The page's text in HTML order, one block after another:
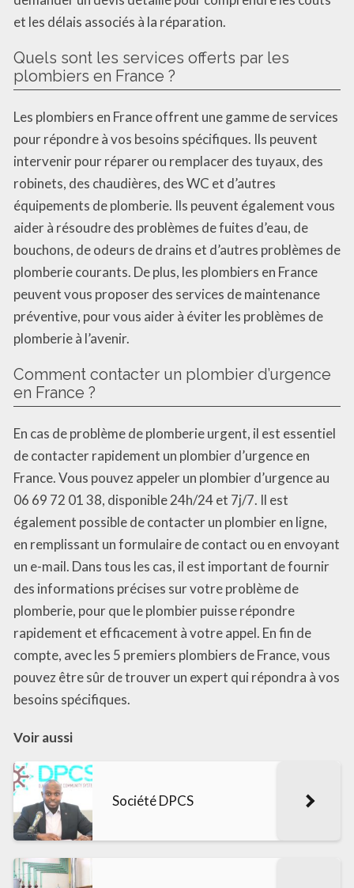
et les délais associés à la réparation.
Quels sont les services offerts par les
plombiers en France ?
Les plombiers en France offrent une gamme de services
pour répondre à vos besoins spécifiques. Ils peuvent
intervenir pour réparer ou remplacer des tuyaux, des
robinets, des chaudières, des WC et d’autres
équipements de plomberie. Ils peuvent également vous
aider à résoudre des problèmes de fuites d’eau, de
bouchons, de odeurs de drains et d’autres problèmes de
plomberie courants. De plus, les plombiers en France
peuvent vous proposer des services de maintenance
préventive, pour vous aider à éviter les problèmes de
plomberie à l’avenir.
Comment contacter un plombier d’urgence
en France ?
En cas de problème de plomberie urgent, il est essentiel
de contacter rapidement un plombier d’urgence en
France. Vous pouvez appeler un plombier d’urgence au
06 69 72 01 38, disponible 24h/24 et 7j/7. Il est
également possible de contacter un plombier en ligne,
en remplissant un formulaire de contact ou en envoyant
un e-mail. Dans tous les cas, il est important de fournir
des informations précises sur votre problème de
plomberie, pour que le plombier puisse répondre
rapidement et efficacement à votre appel. En fin de
compte, avec les 5 premiers plombiers de France, vous
pouvez être sûr de trouver un expert qui répondra à vos
besoins spécifiques.
Voir aussi
Société DPCS